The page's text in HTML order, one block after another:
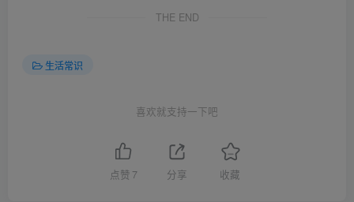
THE END
生活常识
喜欢就支持一下吧
点赞 7 分享 收藏